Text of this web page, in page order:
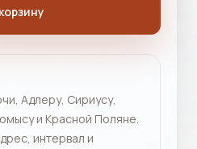
Адлеру, Сириусу,
и Красной Поляне.
интервал и